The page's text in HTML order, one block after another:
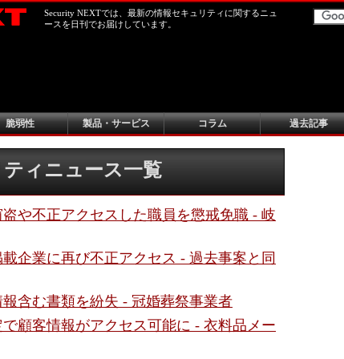
Security NEXTでは、最新の情報セキュリティに関するニュ
ースを日刊でお届けしています。
脆弱性 製品・サービス コラム 過去記事
ティニュース一覧
や不正アクセスした職員を懲戒免職 - 岐
企業に再び不正アクセス - 過去事案と同
含む書類を紛失 - 冠婚葬祭事業者
顧客情報がアクセス可能に - 衣料品メー